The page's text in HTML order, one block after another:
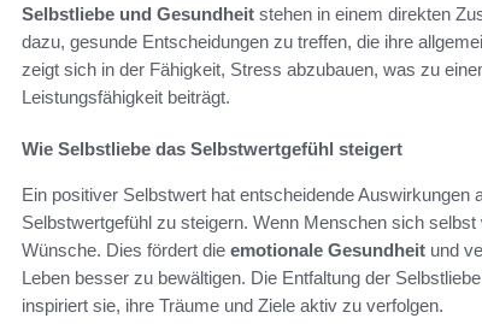
Selbstliebe und Gesundheit stehen in einem direkten
dazu, gesunde Entscheidungen zu treffen, die ihre
zeigt sich in der Fähigkeit, Stress abzubauen, was zu
Leistungsfähigkeit beiträgt.
Wie Selbstliebe das Selbstwertgefühl steigert
Ein positiver Selbstwert hat entscheidende
Selbstwertgefühl zu steigern. Wenn Menschen sich
Wünsche. Dies fördert die emotionale Gesundheit und
Leben besser zu bewältigen. Die Entfaltung der
inspiriert sie, ihre Träume und Ziele aktiv zu verfolgen.